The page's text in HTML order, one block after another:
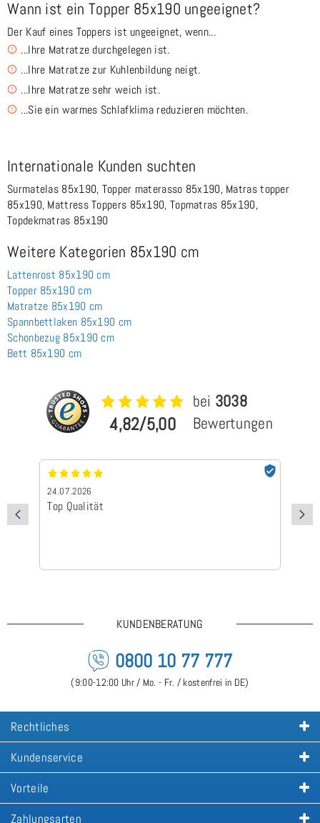
Wann ist ein Topper 85x190 ungeeignet?
Der Kauf eines Toppers ist ungeeignet, wenn...
...Ihre Matratze durchgelegen ist.
...Ihre Matratze zur Kuhlenbildung neigt.
...Ihre Matratze sehr weich ist.
...Sie ein warmes Schlafklima reduzieren möchten.
Internationale Kunden suchten
Surmatelas 85x190, Topper materasso 85x190, Matras topper
85x190, Mattress Toppers 85x190, Topmatras 85x190,
Topdekmatras 85x190
Weitere Kategorien 85x190 cm
Lattenrost 85x190 cm
Topper 85x190 cm
Matratze 85x190 cm
Spannbettlaken 85x190 cm
Schonbezug 85x190 cm
Bett 85x190 cm
4,82/5,00
bei 3038
Bewertungen
24.07.2026
Top Qualität
KUNDENBERATUNG
0800 10 77 777
(9:00-12:00 Uhr / Mo. - Fr. / kostenfrei in DE)
Rechtliches
Kundenservice
Vorteile
Zahlungsarten